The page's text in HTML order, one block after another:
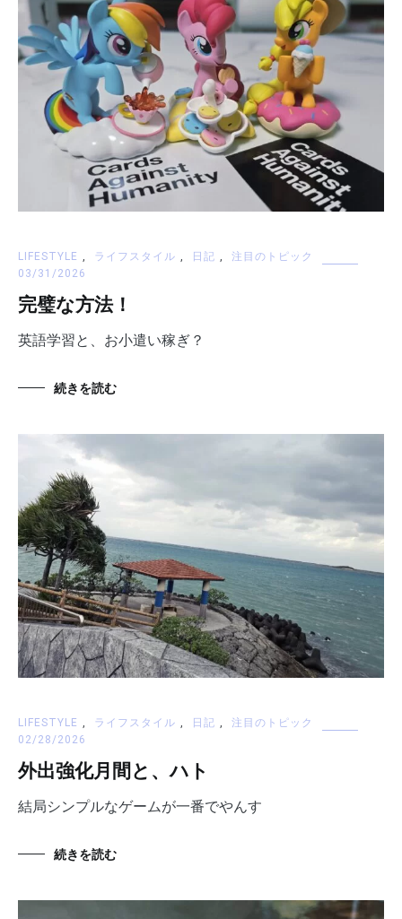
LIFESTYLE , ライフスタイル , 日記 ,
注目のトピック
03/31/2026
完璧な方法！
英語学習と、お小遣い稼ぎ？
続きを読む
LIFESTYLE , ライフスタイル , 日記 ,
注目のトピック
02/28/2026
外出強化月間と、ハト
結局シンプルなゲームが一番でやんす
続きを読む